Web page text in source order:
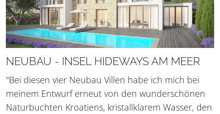
NEUBAU - INSEL HIDEWAYS AM MEER
"Bei diesen vier Neubau Villen habe ich mich bei
meinem Entwurf erneut von den wunderschönen
Naturbuchten Kroatiens, kristallklarem Wasser, den